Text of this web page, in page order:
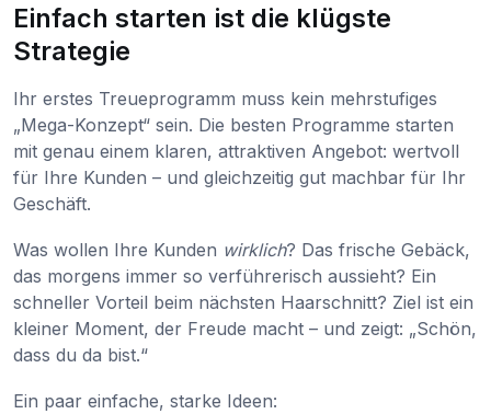
Einfach starten ist die klügste
Strategie
Ihr erstes Treueprogramm muss kein mehrstufiges
„Mega-Konzept“ sein. Die besten Programme starten
mit genau einem klaren, attraktiven Angebot: wertvoll
für Ihre Kunden – und gleichzeitig gut machbar für Ihr
Geschäft.
Was wollen Ihre Kunden wirklich? Das frische Gebäck,
das morgens immer so verführerisch aussieht? Ein
schneller Vorteil beim nächsten Haarschnitt? Ziel ist ein
kleiner Moment, der Freude macht – und zeigt: „Schön,
dass du da bist.“
Ein paar einfache, starke Ideen: